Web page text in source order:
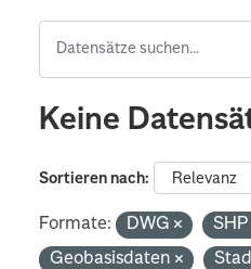
Keine
Sortieren nach
Formate: DWG
Geobasisdaten